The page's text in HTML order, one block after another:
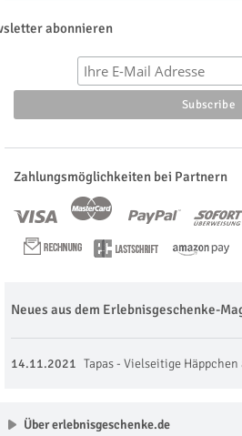
abonnieren
Zahlungsmöglichkeiten bei Partnern
Neues aus dem Erlebnisgeschenke-
14.11.2021 Tapas - Vielseitige Häppchen
Über erlebnisgeschenke.de